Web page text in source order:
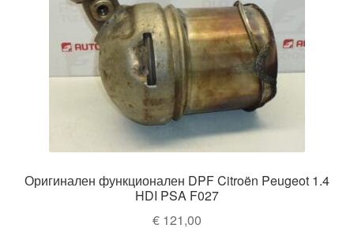
Оригинален функционален DPF Citroën Peugeot 1.4
HDI PSA F027
€ 121,00